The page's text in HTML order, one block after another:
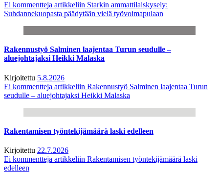
Ei kommentteja artikkeliin Starkin ammattilaiskysely:
Suhdannekuopasta päädytään vielä työvoimapulaan
Rakennustyö Salminen laajentaa Turun seudulle –
aluejohtajaksi Heikki Malaska
Kirjoitettu 5.8.2026
Ei kommentteja artikkeliin Rakennustyö Salminen laajentaa Turun
seudulle – aluejohtajaksi Heikki Malaska
Rakentamisen työntekijämäärä laski edelleen
Kirjoitettu 22.7.2026
Ei kommentteja artikkeliin Rakentamisen työntekijämäärä laski
edelleen